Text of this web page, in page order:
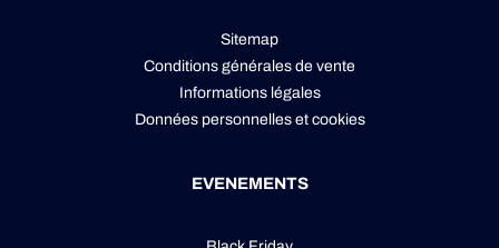
Sitemap
Conditions générales de vente
Informations légales
Données personnelleset cookies
EVENEMENTS